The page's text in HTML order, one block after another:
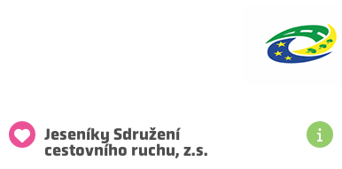
Jeseníky Sdružení
cestovního ruchu, z.s.